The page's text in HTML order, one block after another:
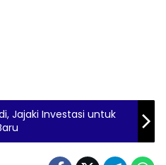
Jajaki Investasi untuk